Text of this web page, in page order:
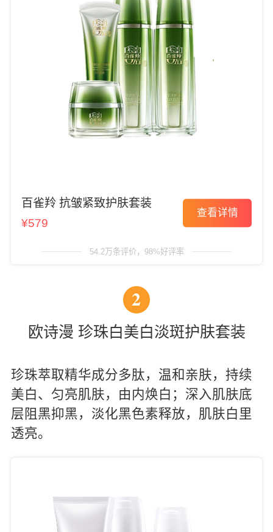
百雀羚 抗皱紧致护肤套装
¥579
查看详情
54.2万条评价，98%好评率
2
欧诗漫 珍珠白美白淡斑护肤套装
珍珠萃取精华成分多肽，温和亲肤，持续
美白、匀亮肌肤，由内焕白；深入肌肤底
层阻黑抑黑，淡化黑色素释放，肌肤白里
透亮。